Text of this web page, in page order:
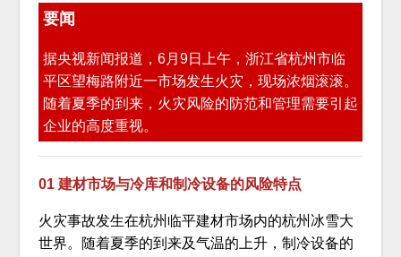
要闻
据央视新闻报道，6月9日上午，浙江省杭州市临
平区望梅路附近一市场发生火灾，现场浓烟滚滚。
随着夏季的到来，火灾风险的防范和管理需要引起
企业的高度重视。
01 建材市场与冷库和制冷设备的风险特点
火灾事故发生在杭州临平建材市场内的杭州冰雪大
世界。随着夏季的到来及气温的上升，制冷设备的